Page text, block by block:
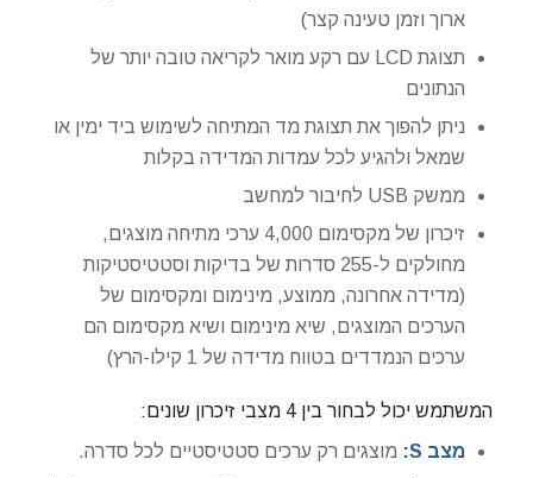
ארוך וזמן טעינה קצר)
תצוגת LCD עם רקע מואר לקריאה טובה יותר של
הנתונים
ניתן להפוך את תצוגת מד המתיחה לשימוש ביד ימין או
שמאל ולהגיע לכל עמדות המדידה בקלות
ממשק USB לחיבור למחשב
זיכרון של מקסימום 4,000 ערכי מתיחה מוצגים,
מחולקים ל-255 סדרות של בדיקות וסטטיסטיקות
(מדידה אחרונה, ממוצע, מינימום ומקסימום של
הערכים המוצגים, שיא מינימום ושיא מקסימום הם
ערכים הנמדדים בטווח מדידה של 1 קילו-הרץ)
המשתמש יכול לבחור בין 4 מצבי זיכרון שונים:
מצב S
: מוצגים רק ערכים סטטיסטיים לכל סדרה.